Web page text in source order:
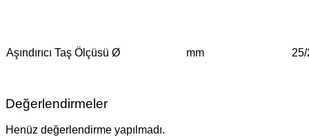
Aşındırıcı Taş Ölçüsü Ø mm
Değerlendirmeler
Henüz değerlendirme yapılmadı.